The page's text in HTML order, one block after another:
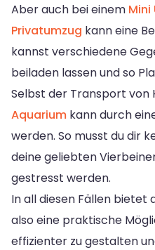
Aber auch bei einem Mini
Privatumzug kann eine
kannst verschiedene
beiladen lassen und so
Selbst der Transport von
Aquarium kann durch
werden. So musst du dir
deine geliebten
gestresst werden.
In all diesen Fällen bietet
also eine praktische
effizienter zu gestalten